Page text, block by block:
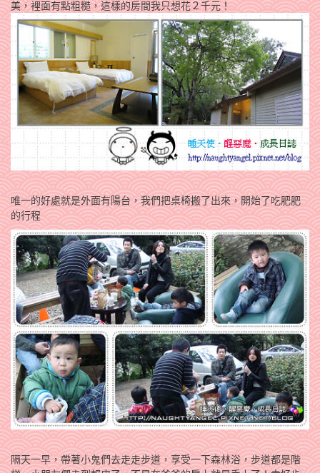
美，裡面有點粗糙，這樣的房間我只想花２千元！
唯一的好處就是外面有陽台，我們把桌椅搬了出來，開始了吃肥肥
的行程
隔天一早，帶著小鬼們去走走步道，享受一下森林浴，步道都是階